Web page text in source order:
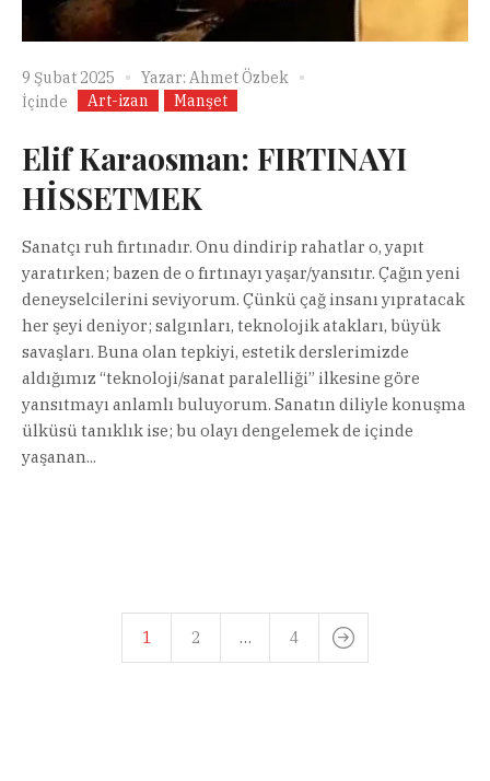
9 Şubat 2025 Yazar: Ahmet Özbek
İçinde
Art-izan Manşet
Elif Karaosman: FIRTINAYI
HİSSETMEK
Sanatçı ruh fırtınadır. Onu dindirip rahatlar o, yapıt
yaratırken; bazen de o fırtınayı yaşar/yansıtır. Çağın yeni
deneyselcilerini seviyorum. Çünkü çağ insanı yıpratacak
her şeyi deniyor; salgınları, teknolojik atakları, büyük
savaşları. Buna olan tepkiyi, estetik derslerimizde
aldığımız “teknoloji/sanat paralelliği” ilkesine göre
yansıtmayı anlamlı buluyorum. Sanatın diliyle konuşma
ülküsü tanıklık ise; bu olayı dengelemek de içinde
yaşanan...
1 2 … 4